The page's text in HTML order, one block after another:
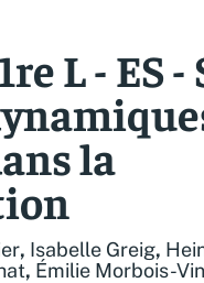
L - ES -
la
, Isabelle Greig,
, Émilie Morbois-